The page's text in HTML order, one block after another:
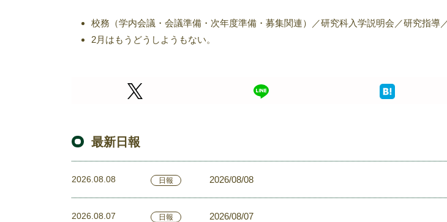
校務（学内会議・会議準備・次年度準備・募集関連）／研究科入学説明会／研究指導
2月はもうどうしようもない。
最新日報
2026.08.08 日報 2026/08/08
2026.08.07 日報 2026/08/07